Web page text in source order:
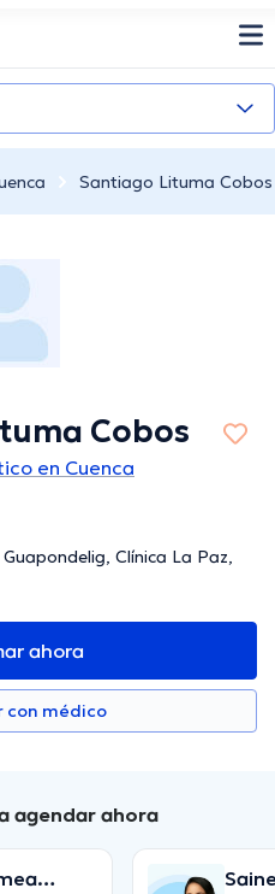
Santiago Lituma Cobos
Cobos
en Cuenca
Clínica La Paz,
ahora
con médico
agendar ahora